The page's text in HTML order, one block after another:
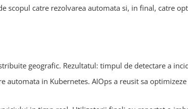
scopul catre rezolvarea automata si, in final, catre
geografic. Rezultatul: timpul de detectare a
automata in Kubernetes. AIOps a reusit sa